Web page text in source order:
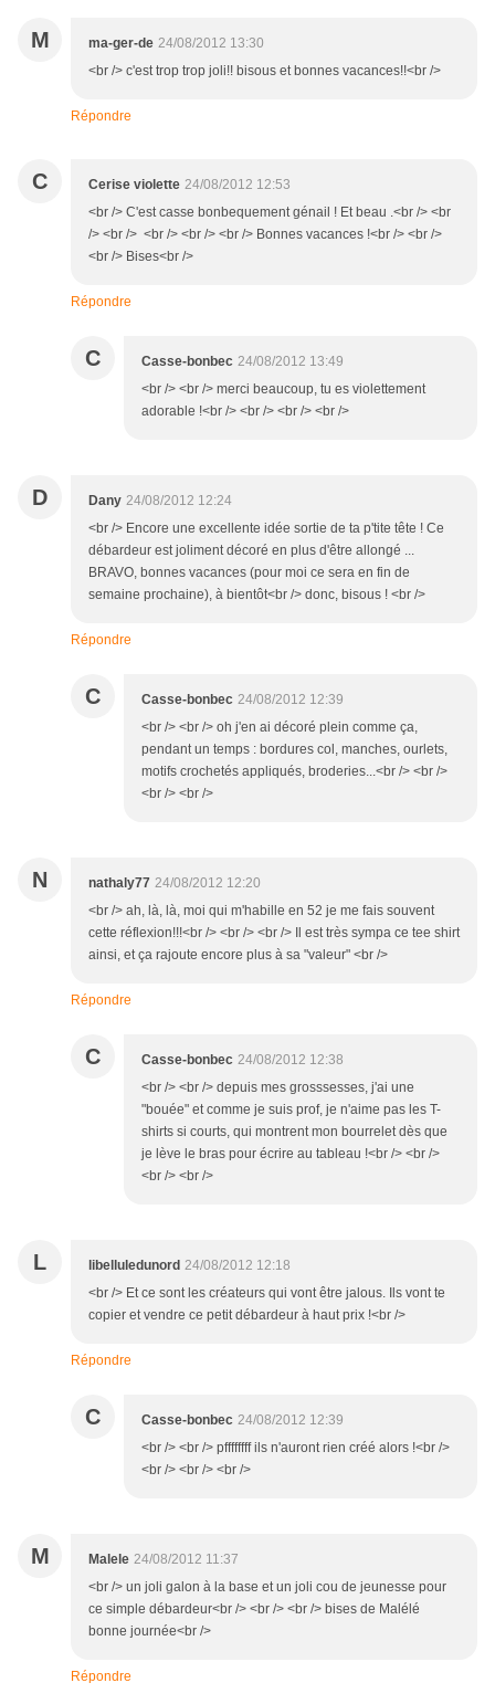
M ma-ger-de 24/08/2012 13:30
<br /> c'est trop trop joli!! bisous et bonnes vacances!!<br />
Répondre
C Cerise violette 24/08/2012 12:53
<br /> C'est casse bonbequement génail ! Et beau .<br /> <br
/> <br /> <br /> <br /> <br /> Bonnes vacances !<br /> <br />
<br /> Bises<br />
Répondre
C Casse-bonbec 24/08/2012 13:49
<br /> <br /> merci beaucoup, tu es violettement
adorable !<br /> <br /> <br /> <br />
D Dany 24/08/2012 12:24
<br /> Encore une excellente idée sortie de ta p'tite tête ! Ce
débardeur est joliment décoré en plus d'être allongé ...
BRAVO, bonnes vacances (pour moi ce sera en fin de
semaine prochaine), à bientôt<br /> donc, bisous ! <br />
Répondre
C Casse-bonbec 24/08/2012 12:39
<br /> <br /> oh j'en ai décoré plein comme ça,
pendant un temps : bordures col, manches, ourlets,
motifs crochetés appliqués, broderies...<br /> <br />
<br /> <br />
N nathaly77 24/08/2012 12:20
<br /> ah, là, là, moi qui m'habille en 52 je me fais souvent
cette réflexion!!!<br /> <br /> <br /> Il est très sympa ce tee shirt
ainsi, et ça rajoute encore plus à sa "valeur" <br />
Répondre
C Casse-bonbec 24/08/2012 12:38
<br /> <br /> depuis mes grosssesses, j'ai une
"bouée" et comme je suis prof, je n'aime pas les T-
shirts si courts, qui montrent mon bourrelet dès que
je lève le bras pour écrire au tableau !<br /> <br />
<br /> <br />
L libelluledunord 24/08/2012 12:18
<br /> Et ce sont les créateurs qui vont être jalous. Ils vont te
copier et vendre ce petit débardeur à haut prix !<br />
Répondre
C Casse-bonbec 24/08/2012 12:39
<br /> <br /> pffffffff ils n'auront rien créé alors !<br />
<br /> <br /> <br />
M Malele 24/08/2012 11:37
<br /> un joli galon à la base et un joli cou de jeunesse pour
ce simple débardeur<br /> <br /> <br /> bises de Malélé
bonne journée<br />
Répondre